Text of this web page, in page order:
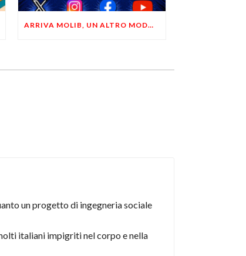
ARRIVA MOLIB, UN ALTRO MODO DI COMUNICARE LIBERTARIO
un progetto di ingegneria sociale
italiani impigriti nel corpo e nella